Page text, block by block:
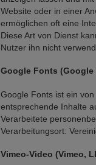
Website oder in einer
ermöglichen oft eine
Diese Art von Dienst
Nutzer ihn nicht
Google Fonts (Google
Google Fonts ist ein
entsprechende Inhalte
Verarbeitete
Verarbeitungsort:
Vimeo-Video (Vimeo,